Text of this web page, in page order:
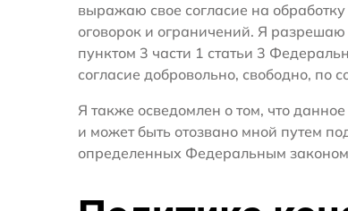
выражаю свое согласие на
оговорок и ограничений. Я
пунктом 3 части 1 статьи 3
согласие добровольно, свободно, по
Я также осведомлен о том, что
и может быть отозвано мной путем
определенных Федеральным